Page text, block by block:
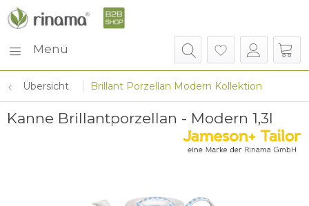
Menü
Übersicht Brillant Porzellan Modern Kollektion
Kanne Brillantporzellan - Modern 1,3l